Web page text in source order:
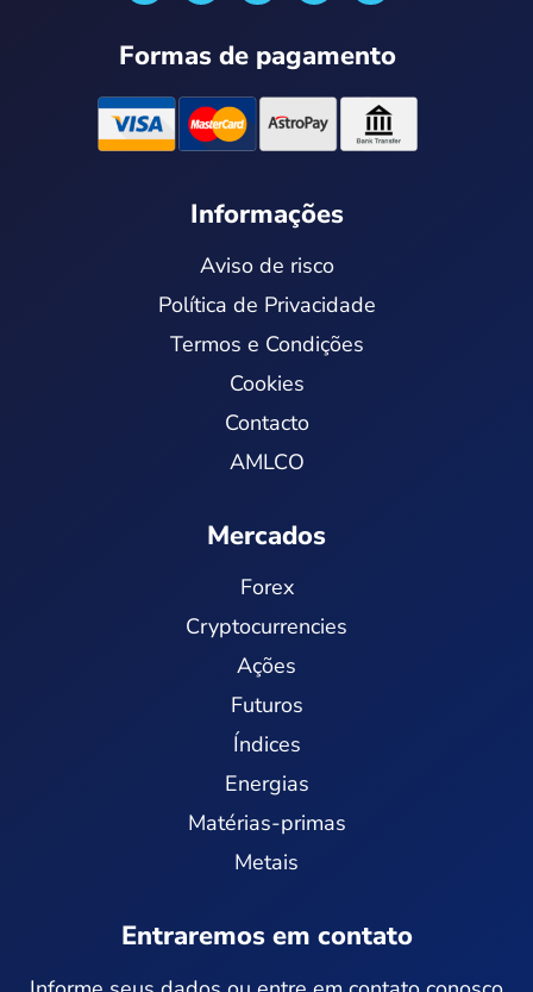
g
r
m
b
e
d
i
t
t
r
Formas de pagamento
Informações
Aviso de risco
Política de Privacidade
Termos e Condições
Cookies
Contacto
AMLCO
Mercados
Forex
Cryptocurrencies
Ações
Futuros
Índices
Energias
Matérias-primas
Metais
Entraremos em contato